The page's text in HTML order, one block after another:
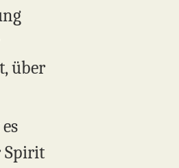
über
Spirit